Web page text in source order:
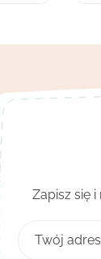
Zapisz się